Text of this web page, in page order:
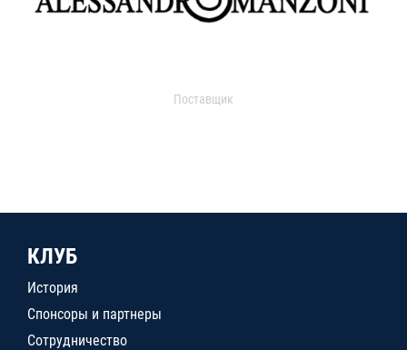
Поставщик
КЛУБ
История
Спонсоры и партнеры
Сотрудничество